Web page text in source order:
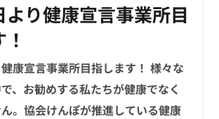
より健康宣言事業所目
康宣言事業所目指します！ 様々な
、お勧めする私たちが健康でなく
。協会けんぽが推進している健康